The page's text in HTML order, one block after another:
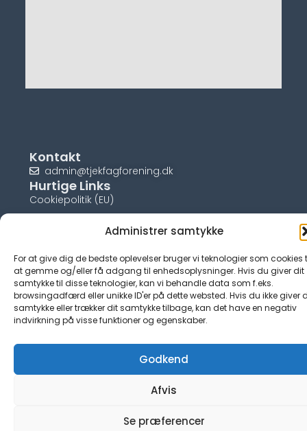
Administrer samtykke
For at give dig de bedste oplevelser bruger vi teknologier som cookies
at gemme og/eller få adgang til enhedsoplysninger. Hvis du giver dit
samtykke til disse teknologier, kan vi behandle data som f.eks.
browsingadfærd eller unikke ID'er på dette websted. Hvis du ikke giver
samtykke eller trækker dit samtykke tilbage, kan det have en negativ
indvirkning på visse funktioner og egenskaber.
Godkend
Afvis
Se præferencer
Kontakt
admin@tjekfagforening.dk
Hurtige Links
Cookiepolitik (EU)
© tjek-fagforening.dk